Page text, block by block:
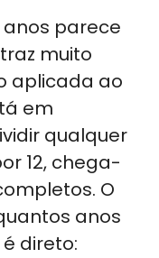
parece
muito
aplicada ao
em
qualquer
12, chega-
O
anos
direto: